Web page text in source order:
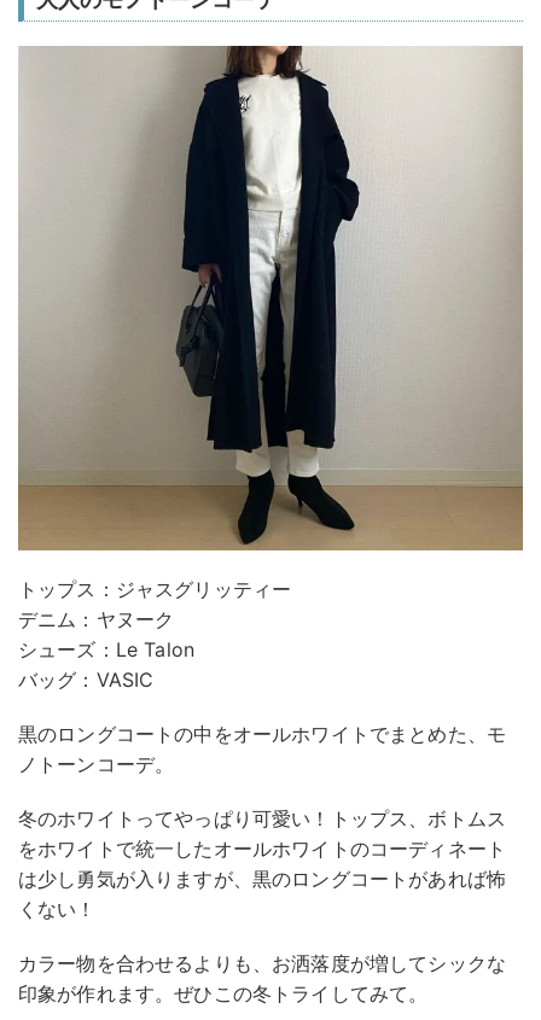
トップス：ジャスグリッティー
デニム：ヤヌーク
シューズ：Le Talon
バッグ：VASIC
黒のロングコートの中をオールホワイトでまとめた、モ
ノトーンコーデ。
冬のホワイトってやっぱり可愛い！トップス、ボトムス
をホワイトで統一したオールホワイトのコーディネート
は少し勇気が入りますが、黒のロングコートがあれば怖
くない！
カラー物を合わせるよりも、お洒落度が増してシックな
印象が作れます。ぜひこの冬トライしてみて。